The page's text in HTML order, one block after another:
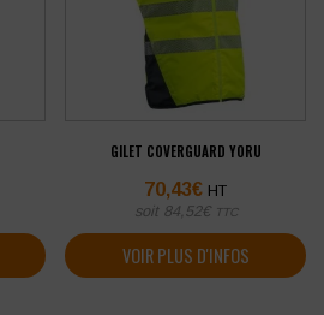
GILET COVERGUARD YORU
70,43€ HT
soit 84,52€ TTC
VOIR PLUS D'INFOS